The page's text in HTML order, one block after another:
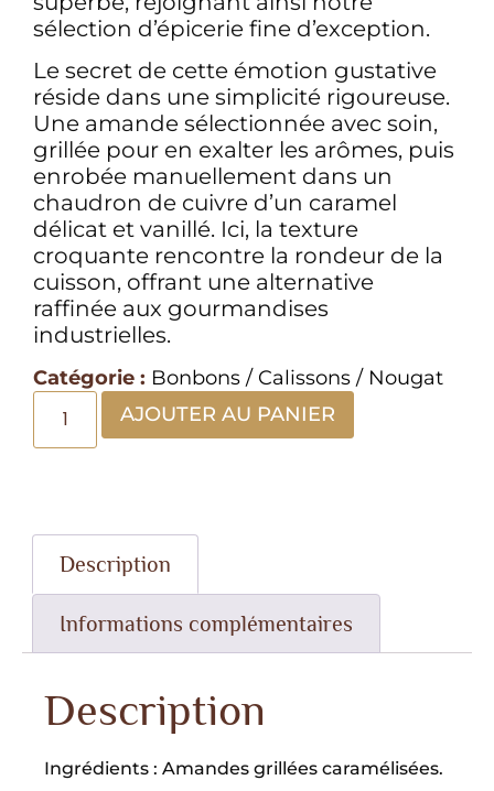
sélection d’épicerie fine d’exception.
Le secret de cette émotion gustative
réside dans une simplicité rigoureuse.
Une amande sélectionnée avec soin,
grillée pour en exalter les arômes, puis
enrobée manuellement dans un
chaudron de cuivre d’un caramel
délicat et vanillé. Ici, la texture
croquante rencontre la rondeur de la
cuisson, offrant une alternative
raffinée aux gourmandises
industrielles.
Catégorie : Bonbons / Calissons / Nougat
AJOUTER AU PANIER
Description
Informations complémentaires
Description
Ingrédients : Amandes grillées caramélisées.